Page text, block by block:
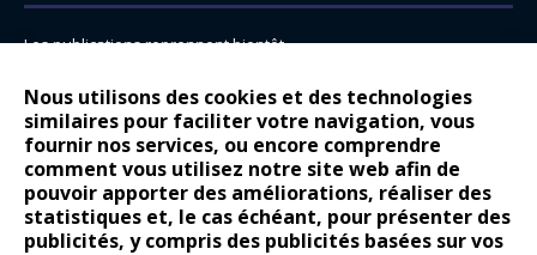
Nous utilisons des cookies et des technologies
similaires pour faciliter votre navigation, vous
fournir nos services, ou encore comprendre
comment vous utilisez notre site web afin de
pouvoir apporter des améliorations, réaliser des
statistiques et, le cas échéant, pour présenter des
publicités, y compris des publicités basées sur vos
Les publications reprennent bientôt…
14 juillet : nouveau film de marque pour Citroën
Renault Espace : voyage, voyage…
Peugeot E-208 GTi : naissance d’une légende
COMMENTAIRES RÉCENTS